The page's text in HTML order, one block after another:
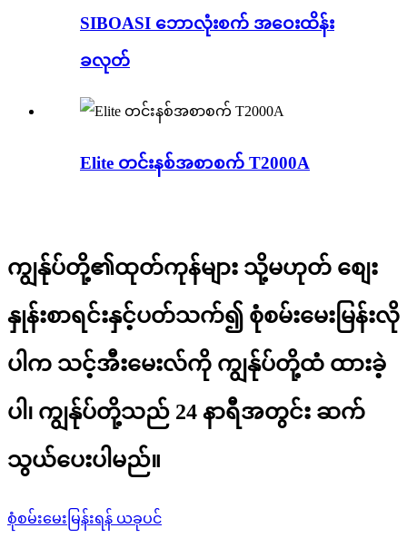
SIBOASI ဘောလုံးစက် အဝေးထိန်း
ခလုတ်
Elite တင်းနစ်အစာစက် T2000A
ကျွန်ုပ်တို့၏ထုတ်ကုန်များ သို့မဟုတ် စျေး
နှုန်းစာရင်းနှင့်ပတ်သက်၍ စုံစမ်းမေးမြန်းလို
ပါက သင့်အီးမေးလ်ကို ကျွန်ုပ်တို့ထံ ထားခဲ့
ပါ၊ ကျွန်ုပ်တို့သည် 24 နာရီအတွင်း ဆက်
သွယ်ပေးပါမည်။
စုံစမ်းမေးမြန်းရန် ယခုပင်